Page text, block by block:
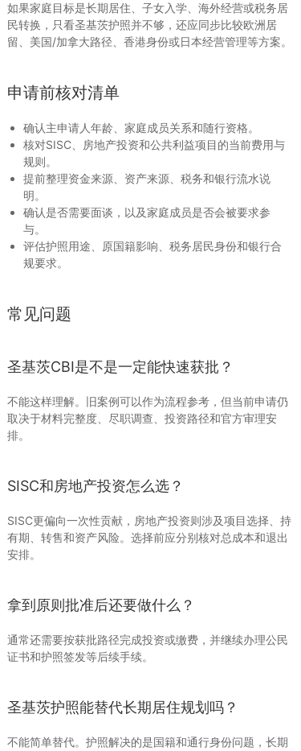
如果家庭目标是长期居住、子女入学、海外经营或税务居
民转换，只看圣基茨护照并不够，还应同步比较欧洲居
留、美国/加拿大路径、香港身份或日本经营管理等方案。
申请前核对清单
确认主申请人年龄、家庭成员关系和随行资格。
核对SISC、房地产投资和公共利益项目的当前费用与
规则。
提前整理资金来源、资产来源、税务和银行流水说
明。
确认是否需要面谈，以及家庭成员是否会被要求参
与。
评估护照用途、原国籍影响、税务居民身份和银行合
规要求。
常见问题
圣基茨CBI是不是一定能快速获批？
不能这样理解。旧案例可以作为流程参考，但当前申请仍
取决于材料完整度、尽职调查、投资路径和官方审理安
排。
SISC和房地产投资怎么选？
SISC更偏向一次性贡献，房地产投资则涉及项目选择、持
有期、转售和资产风险。选择前应分别核对总成本和退出
安排。
拿到原则批准后还要做什么？
通常还需要按获批路径完成投资或缴费，并继续办理公民
证书和护照签发等后续手续。
圣基茨护照能替代长期居住规划吗？
不能简单替代。护照解决的是国籍和通行身份问题，长期